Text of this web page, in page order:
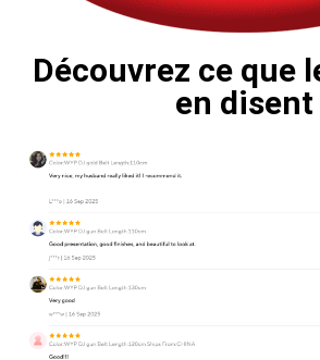
Découvrez ce que
en disent